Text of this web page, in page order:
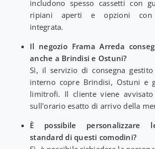
includono spesso cassetti con
ripiani aperti e opzioni con
integrata.
Il negozio Frama Arreda
anche a Brindisi e Ostuni?
Sì, il servizio di consegna
interno copre Brindisi, Ostuni e
limitrofi. Il cliente viene
sull'orario esatto di arrivo della
È possibile personalizzare
standard di questi comodini?